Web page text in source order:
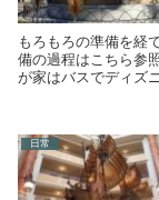
もろもろの準備を経
備の過程はこちら参
が家はバスでディズ
日常